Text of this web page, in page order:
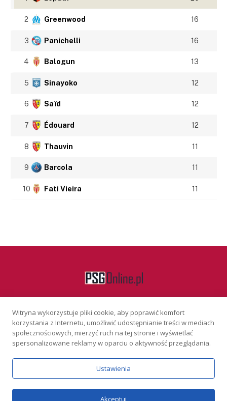
2 Greenwood 16
3 Panichelli 16
4 Balogun 13
5 Sinayoko 12
6 Saïd 12
7 Édouard 12
8 Thauvin 11
9 Barcola 11
10 Fati Vieira 11
Facebook
KONTAKT REKLAMA POLITYKA PRYWATNOŚCI
Serwis wyłącznie dla osób powyżej 18 lat. Hazard może uzależniać.
Graj odpowiedzialnie.Szczegóły
Copyright © 2026 PSGonline.pl
Witryna wykorzystuje pliki cookie, aby poprawić komfort
korzystania z Internetu, umożliwić udostępnianie treści w mediach
społecznościowych, mierzyć ruch na tej stronie i wyświetlać
spersonalizowane reklamy w oparciu o aktywność przeglądania.
Ustawienia
Akceptuj